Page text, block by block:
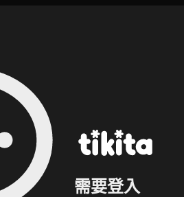
需要登入